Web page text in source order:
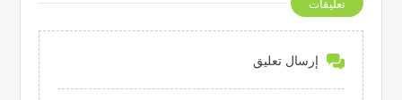
تعليقات
إرسال تعليق